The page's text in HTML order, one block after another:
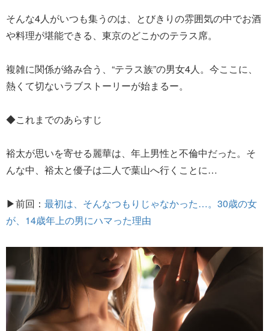
そんな4人がいつも集うのは、とびきりの雰囲気の中でお酒
や料理が堪能できる、東京のどこかのテラス席。
複雑に関係が絡み合う、“テラス族”の男女4人。今ここに、
熱くて切ないラブストーリーが始まるー。
◆これまでのあらすじ
裕太が思いを寄せる麗華は、年上男性と不倫中だった。そ
んな中、裕太と優子は二人で葉山へ行くことに…
▶前回： 最初は、そんなつもりじゃなかった…。30歳の女
が、14歳年上の男にハマった理由